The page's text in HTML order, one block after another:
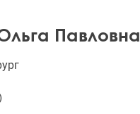
Павловна